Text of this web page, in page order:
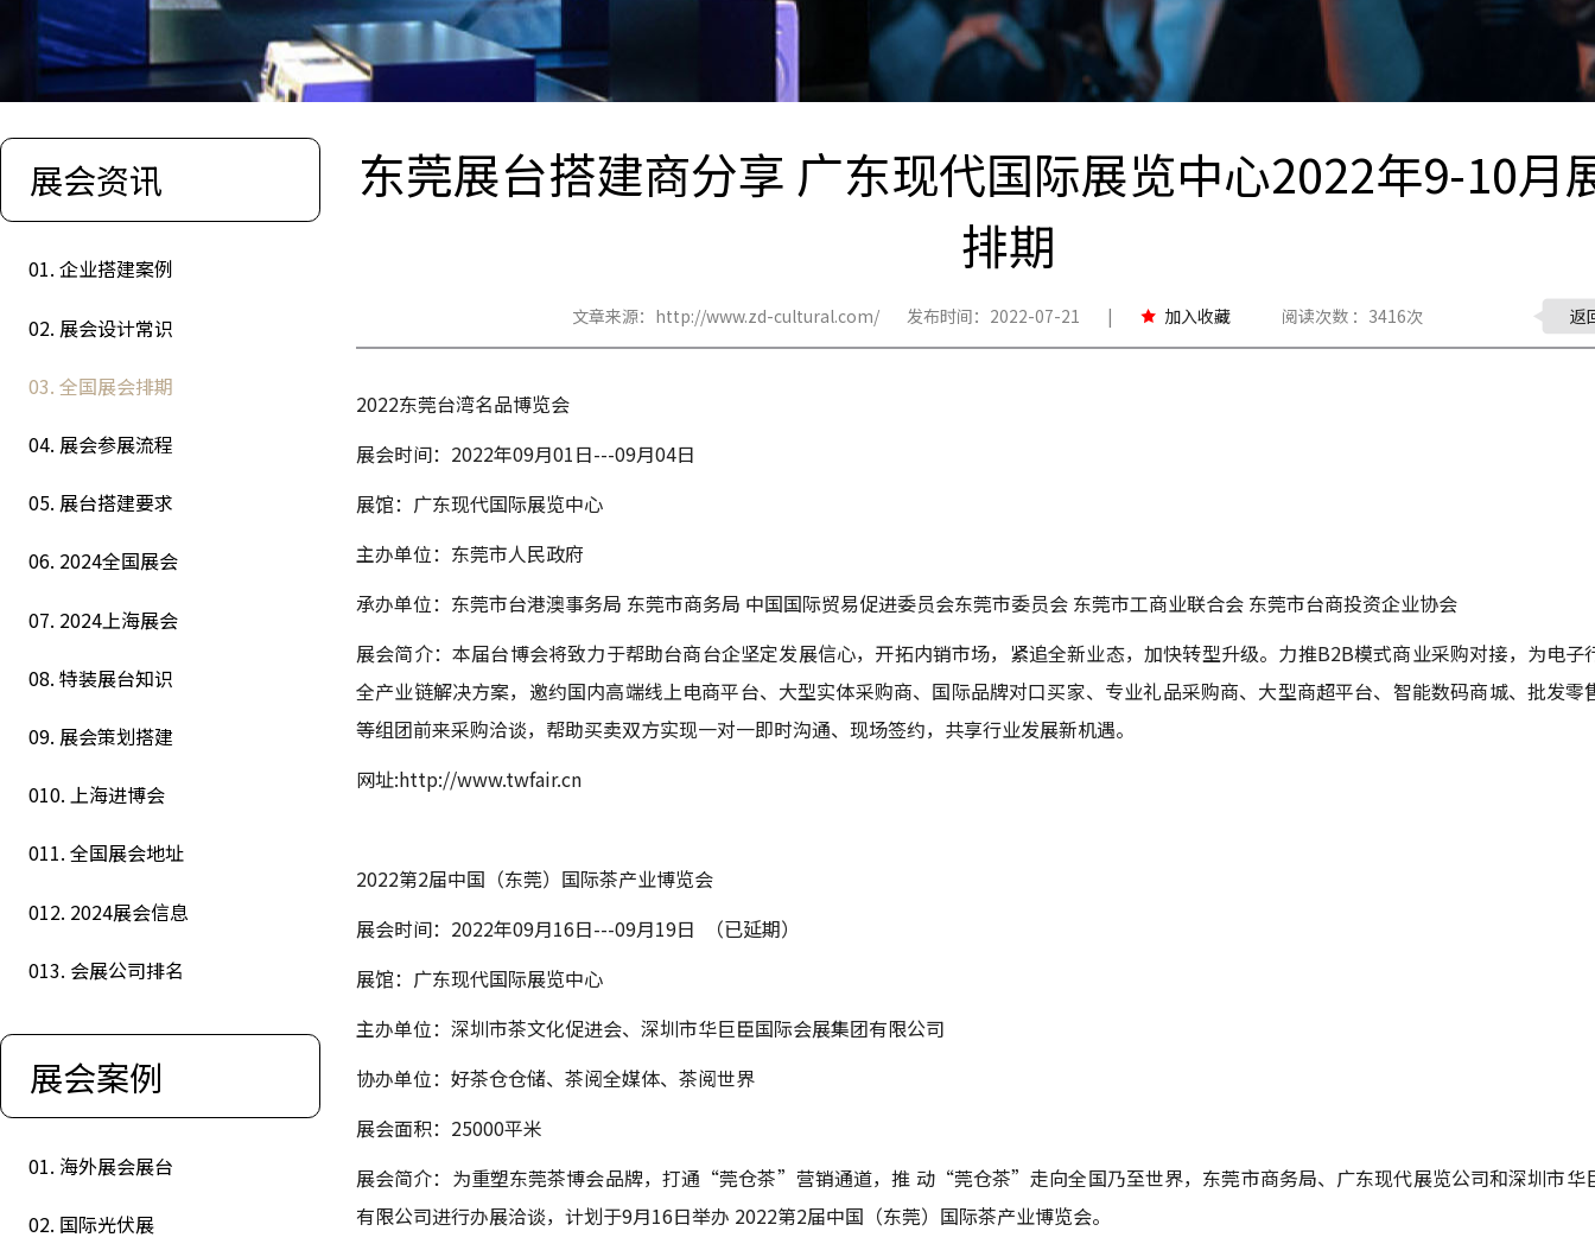
展会资讯
01. 企业搭建案例
02. 展会设计常识
03. 全国展会排期
04. 展会参展流程
05. 展台搭建要求
06. 2024全国展会
07. 2024上海展会
08. 特装展台知识
09. 展会策划搭建
010. 上海进博会
011. 全国展会地址
012. 2024展会信息
013. 会展公司排名
展会案例
01. 海外展会展台
02. 国际光伏展
东莞展台搭建商分享 广东现代国际展览中心2022年9-10月
排期
文章来源：http://www.zd-cultural.com/ 发布时间：2022-07-21 | 加入收藏 阅读次数 ：3416次 返
2022东莞台湾名品博览会
展会时间：2022年09月01日---09月04日
展馆：广东现代国际展览中心
主办单位：东莞市人民政府
承办单位：东莞市台港澳事务局 东莞市商务局 中国国际贸易促进委员会东莞市委员会 东莞市工商业联合会 东莞市台商投资企业协会
展会简介：本届台博会将致力于帮助台商台企坚定发展信心，开拓内销市场，紧追全新业态，加快转型升级。力推B2B模式商业采购对接，为电子
全产业链解决方案，邀约国内高端线上电商平台、大型实体采购商、国际品牌对口买家、专业礼品采购商、大型商超平台、智能数码商城、批发零
等组团前来采购洽谈，帮助买卖双方实现一对一即时沟通、现场签约，共享行业发展新机遇。
网址:http://www.twfair.cn
2022第2届中国（东莞）国际茶产业博览会
展会时间：2022年09月16日---09月19日 （已延期）
展馆：广东现代国际展览中心
主办单位：深圳市茶文化促进会、深圳市华巨臣国际会展集团有限公司
协办单位：好茶仓仓储、茶阅全媒体、茶阅世界
展会面积：25000平米
展会简介：为重塑东莞茶博会品牌，打通“莞仓茶”营销通道，推 动“莞仓茶”走向全国乃至世界，东莞市商务局、广东现代展览公司和深圳市华
有限公司进行办展洽谈，计划于9月16日举办 2022第2届中国（东莞）国际茶产业博览会。